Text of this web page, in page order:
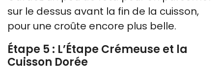
sur le dessus avant la fin de la cuisson,
pour une croûte encore plus belle.
Étape 5 : L’Étape Crémeuse et la
Cuisson Dorée